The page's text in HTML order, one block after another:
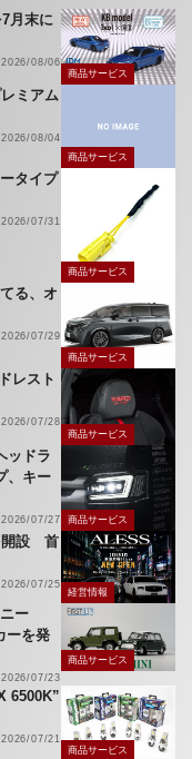
月末に
2026/08/06
商品サービス
ミアム
2026/08/04
商品サービス
タイプ
2026/07/31
商品サービス
る、オ
2026/07/29
商品サービス
レスト
2026/07/28
商品サービス
ッドラ
、キー
2026/07/27 商品サービス
開設 首
2026/07/25
経営情報
ー
ーを発
2026/07/23
商品サービス
6500K”
2026/07/21
商品サービス